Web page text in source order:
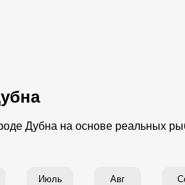
Дубна на основе реальных
Июль Авг